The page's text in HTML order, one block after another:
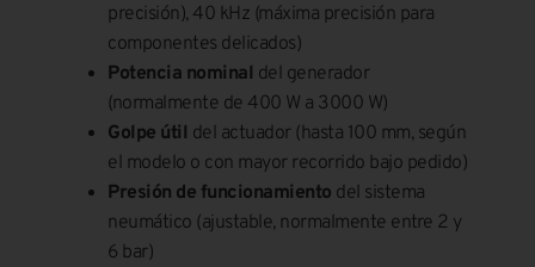
precisión), 40 kHz (máxima precisión para
componentes delicados)
Potencia nominal del generador
(normalmente de 400 W a 3000 W)
Golpe útil del actuador (hasta 100 mm, según
el modelo o con mayor recorrido bajo pedido)
Presión de funcionamiento del sistema
neumático (ajustable, normalmente entre 2 y
6 bar)